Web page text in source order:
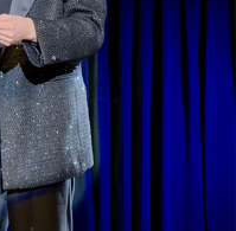
구매